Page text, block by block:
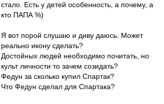
стало. Есть у детей особенность, а почему, а
кто ПАПА %)
Я вот порой слушаю и диву даюсь. Может
реально икону сделать?
Достойных людей необходимо почитать, но
культ личности то зачем созидать?
Федун за сколько купил Спартак?
Что Федун сделал для Спартака?